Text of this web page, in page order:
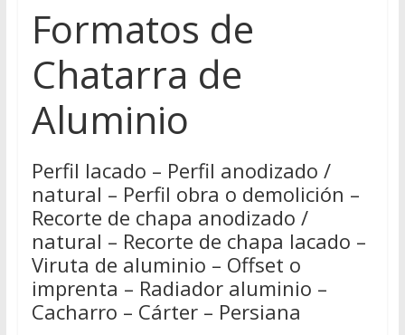
Formatos de
Chatarra de
Aluminio
Perfil lacado – Perfil anodizado /
natural – Perfil obra o demolición –
Recorte de chapa anodizado /
natural – Recorte de chapa lacado –
Viruta de aluminio – Offset o
imprenta – Radiador aluminio –
Cacharro – Cárter – Persiana